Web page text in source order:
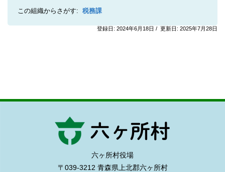
この組織からさがす: 税務課
登録日: 2024年6月18日 / 更新日: 2025年7月28日
六ヶ所村役場
〒039-3212 青森県上北郡六ヶ所村